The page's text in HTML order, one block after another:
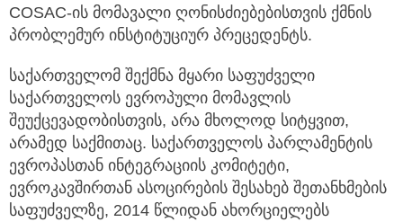
COSAC-ის მომავალი ღონისძიებებისთვის ქმნის
პრობლემურ ინსტიტუციურ პრეცედენტს.
საქართველომ შექმნა მყარი საფუძველი
საქართველოს ევროპული მომავლის
შეუქცევადობისთვის, არა მხოლოდ სიტყვით,
არამედ საქმითაც. საქართველოს პარლამენტის
ევროპასთან ინტეგრაციის კომიტეტი,
ევროკავშირთან ასოცირების შესახებ შეთანხმების
საფუძველზე, 2014 წლიდან ახორციელებს